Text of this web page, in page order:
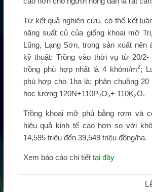
Từ kết quả nghiên cứu, có thể kết
năng suất củ của giống khoai mỡ
Lũng, Lạng Sơn, trong sản xuất nên
kỹ thuật: Trồng vào thời vụ từ 20/
trồng phù hợp nhất là 4 khóm/m2;
phù hợp cho 1ha là: phân chuồng
học lượng 120N+110P2O5+ 110K2O.
Trồng khoai mỡ phủ bằng rơm và
hiệu quả kinh tế cao hơn so với
14,595 triệu đến 39,549 triệu đồng/ha.
Xem báo cáo chi tiết tại đây